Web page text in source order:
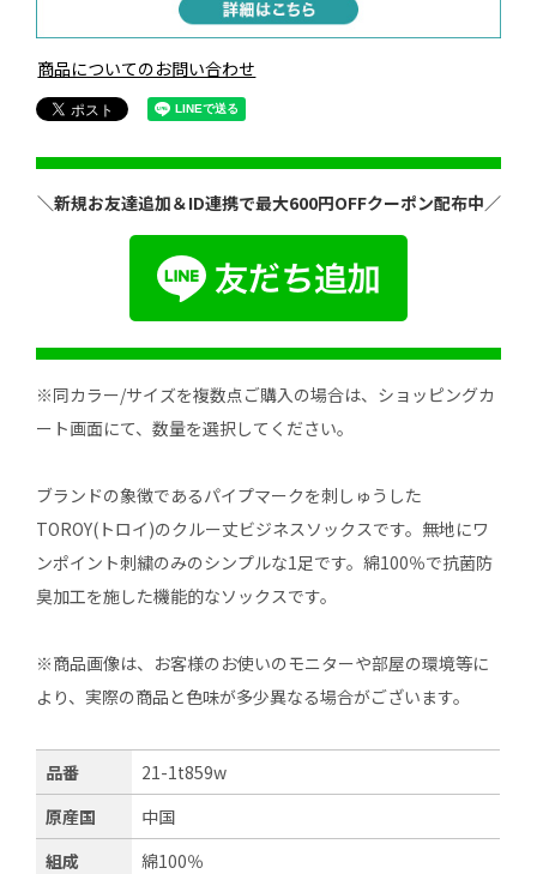
商品についてのお問い合わせ
＼新規お友達追加＆ID連携で最大600円OFFクーポン配布中／
※同カラー/サイズを複数点ご購入の場合は、ショッピングカ
ート画面にて、数量を選択してください。
ブランドの象徴であるパイプマークを刺しゅうした
TOROY(トロイ)のクルー丈ビジネスソックスです。無地にワ
ンポイント刺繍のみのシンプルな1足です。綿100％で抗菌防
臭加工を施した機能的なソックスです。
※商品画像は、お客様のお使いのモニターや部屋の環境等に
より、実際の商品と色味が多少異なる場合がございます。
品番
21-1t859w
原産国
中国
組成
綿100％